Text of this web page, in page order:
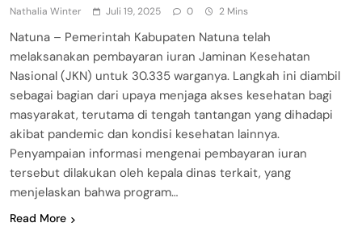
Nathalia Winter Juli 19, 2025 0 2 Mins
Natuna – Pemerintah Kabupaten Natuna telah
melaksanakan pembayaran iuran Jaminan Kesehatan
Nasional (JKN) untuk 30.335 warganya. Langkah ini diambil
sebagai bagian dari upaya menjaga akses kesehatan bagi
masyarakat, terutama di tengah tantangan yang dihadapi
akibat pandemic dan kondisi kesehatan lainnya.
Penyampaian informasi mengenai pembayaran iuran
tersebut dilakukan oleh kepala dinas terkait, yang
menjelaskan bahwa program…
Read More